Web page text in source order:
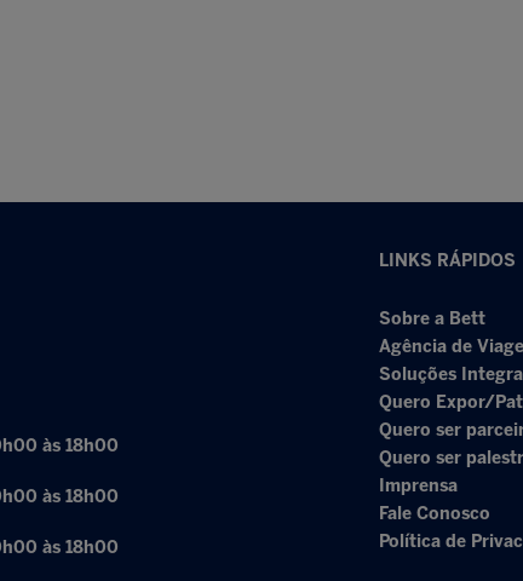
às 18h00
às 18h00
às 18h00
LINKS RÁPIDOS
Sobre a Bett
Agência de
Soluções
Quero Expor/
Quero ser
Quero ser
Imprensa
Fale Conosco
Política de